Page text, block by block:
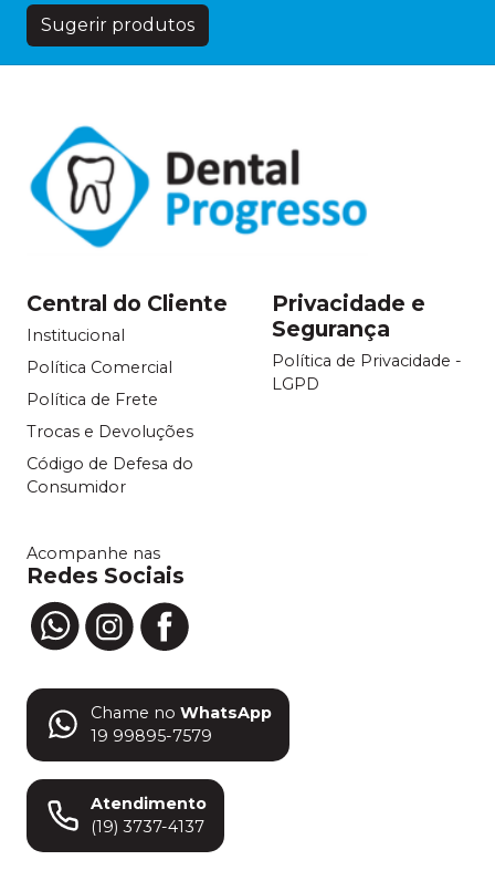
Sugerir produtos
Central do Cliente
Institucional
Política Comercial
Política de Frete
Trocas e Devoluções
Código de Defesa do
Consumidor
Privacidade e
Segurança
Política de Privacidade -
LGPD
Acompanhe nas
Redes Sociais
Chame no WhatsApp
19 99895-7579
Atendimento
(19) 3737-4137